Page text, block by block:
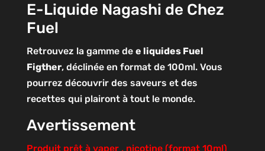
E-Liquide Nagashi de Chez
Fuel
Retrouvez la gamme de e liquides Fuel
Figther, déclinée en format de 100ml. Vous
pourrez découvrir des saveurs et des
recettes qui plairont à tout le monde.
Avertissement
Produit prêt à vaper , nicotine (format 10ml)